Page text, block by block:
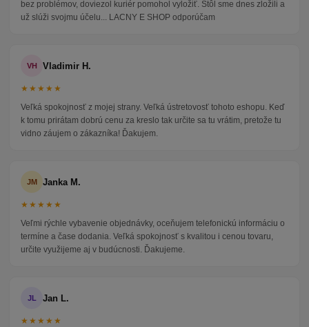
bez problémov, doviezol kuriér pomohol vyložiť. Stôl sme dnes zložili a
už slúži svojmu účelu... LACNY E SHOP odporúčam
VH Vladimir H.
★★★★★
Veľká spokojnosť z mojej strany. Veľká ústretovosť tohoto eshopu. Keď
k tomu prirátam dobrú cenu za kreslo tak určite sa tu vrátim, pretože tu
vidno záujem o zákazníka! Ďakujem.
JM Janka M.
★★★★★
Veľmi rýchle vybavenie objednávky, oceňujem telefonickú informáciu o
termíne a čase dodania. Veľká spokojnosť s kvalitou i cenou tovaru,
určite využijeme aj v budúcnosti. Ďakujeme.
JL Jan L.
★★★★★